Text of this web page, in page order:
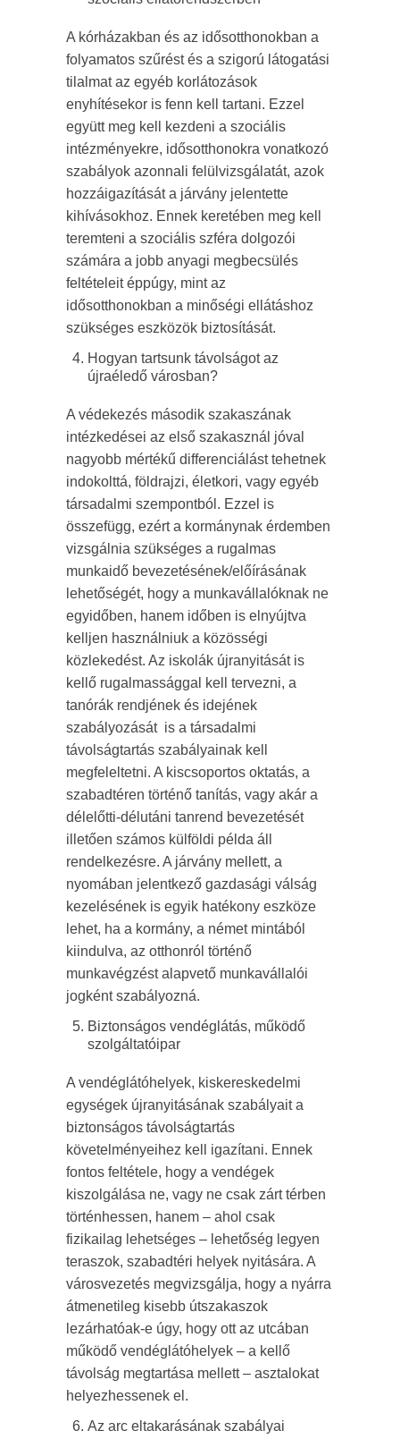
A kórházakban és az idősotthonokban a
folyamatos szűrést és a szigorú látogatási
tilalmat az egyéb korlátozások
enyhítésekor is fenn kell tartani. Ezzel
együtt meg kell kezdeni a szociális
intézményekre, idősotthonokra vonatkozó
szabályok azonnali felülvizsgálatát, azok
hozzáigazítását a járvány jelentette
kihívásokhoz. Ennek keretében meg kell
teremteni a szociális szféra dolgozói
számára a jobb anyagi megbecsülés
feltételeit éppúgy, mint az
idősotthonokban a minőségi ellátáshoz
szükséges eszközök biztosítását.
Hogyan tartsunk távolságot az
újraéledő városban?
A védekezés második szakaszának
intézkedései az első szakasznál jóval
nagyobb mértékű differenciálást tehetnek
indokolttá, földrajzi, életkori, vagy egyéb
társadalmi szempontból. Ezzel is
összefügg, ezért a kormánynak érdemben
vizsgálnia szükséges a rugalmas
munkaidő bevezetésének/előírásának
lehetőségét, hogy a munkavállalóknak ne
egyidőben, hanem időben is elnyújtva
kelljen használniuk a közösségi
közlekedést. Az iskolák újranyitását is
kellő rugalmassággal kell tervezni, a
tanórák rendjének és idejének
szabályozását is a társadalmi
távolságtartás szabályainak kell
megfeleltetni. A kiscsoportos oktatás, a
szabadtéren történő tanítás, vagy akár a
délelőtti-délutáni tanrend bevezetését
illetően számos külföldi példa áll
rendelkezésre. A járvány mellett, a
nyomában jelentkező gazdasági válság
kezelésének is egyik hatékony eszköze
lehet, ha a kormány, a német mintából
kiindulva, az otthonról történő
munkavégzést alapvető munkavállalói
jogként szabályozná.
Biztonságos vendéglátás, működő
szolgáltatóipar
A vendéglátóhelyek, kiskereskedelmi
egységek újranyitásának szabályait a
biztonságos távolságtartás
követelményeihez kell igazítani. Ennek
fontos feltétele, hogy a vendégek
kiszolgálása ne, vagy ne csak zárt térben
történhessen, hanem – ahol csak
fizikailag lehetséges – lehetőség legyen
teraszok, szabadtéri helyek nyitására. A
városvezetés megvizsgálja, hogy a nyárra
átmenetileg kisebb útszakaszok
lezárhatóak-e úgy, hogy ott az utcában
működő vendéglátóhelyek – a kellő
távolság megtartása mellett – asztalokat
helyezhessenek el.
Az arc eltakarásának szabályai